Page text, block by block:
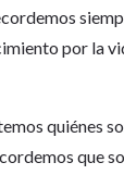
por la
quiénes
que